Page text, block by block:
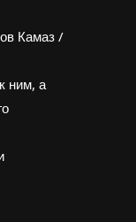
Камаз /
ним, а